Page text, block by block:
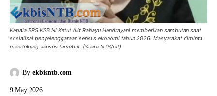
Kepala BPS KSB Ni Ketut Alit Rahayu Hendrayani memberikan sambutan saat
sosialisai penyelenggaraan sensus ekonomi tahun 2026. Masyarakat diminta
mendukung sensus tersebut. (Suara NTB/ist)
By ekbisntb.com
9 May 2026